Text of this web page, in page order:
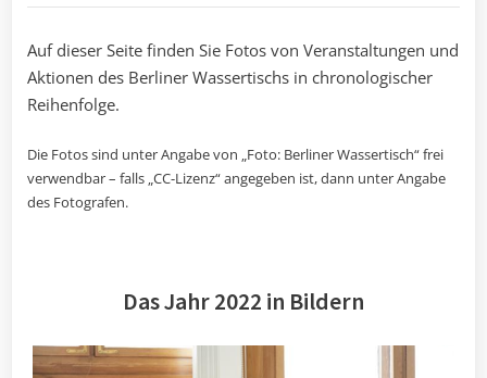
Auf dieser Seite finden Sie Fotos von Veranstaltungen und
Aktionen des Berliner Wassertischs in chronologischer
Reihenfolge.
Die Fotos sind unter Angabe von „Foto: Berliner Wassertisch“ frei
verwendbar – falls „CC-Lizenz“ angegeben ist, dann unter Angabe
des Fotografen.
Das Jahr 2022 in Bildern